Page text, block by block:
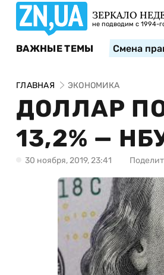
ЗЕРКАЛО
не подводим с 1994-
ВАЖНЫЕ ТЕМЫ Смена
ГЛАВНАЯ ЭКОНОМИКА
ДОЛЛАР
13,2% —
30 ноября, 2019, 23:41